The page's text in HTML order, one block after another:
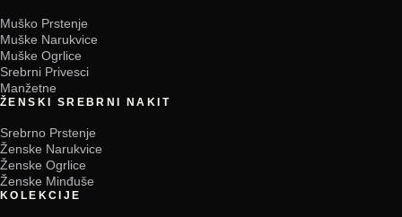
Muško Prstenje
Muške Narukvice
Muške Ogrlice
Srebrni Privesci
Manžetne
ŽENSKI SREBRNI NAKIT
Srebrno Prstenje
Ženske Narukvice
Ženske Ogrlice
Ženske Minđuše
KOLEKCIJE